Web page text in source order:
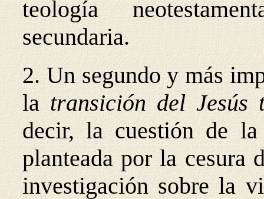
teología
secundaria.
2. Un segundo y más
latransición del
decir, la cuestión de
planteada por la cesura
investigación sobre la